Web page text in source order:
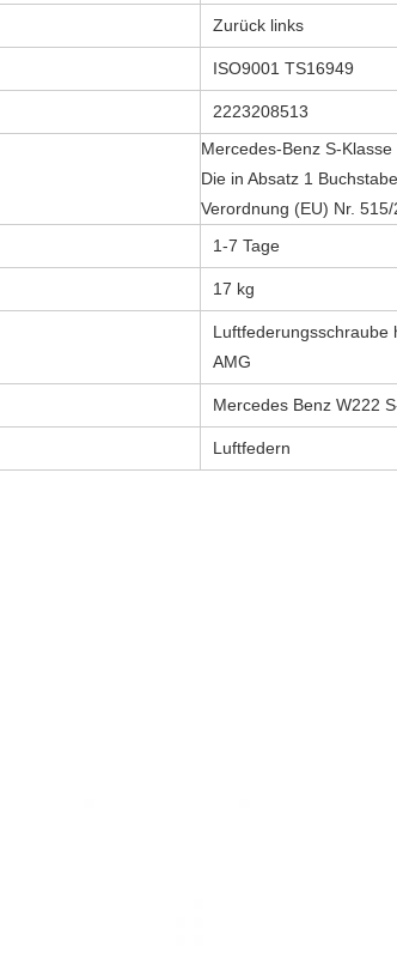
Zurück links
ISO9001 TS16949
2223208513
Mercedes-Benz S-
Die in Absatz 1
Verordnung (EU) Nr.
1-7 Tage
17 kg
Luftfederungsschraube
AMG
Mercedes Benz W222
Luftfedern